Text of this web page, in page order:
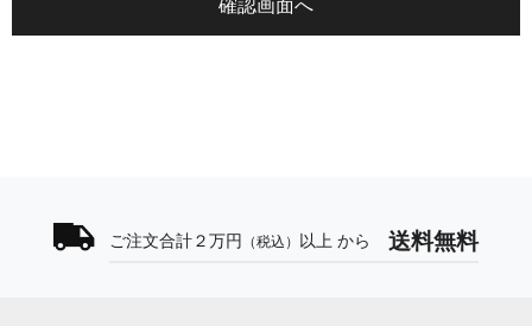
ご注文合計２万円 （税込） 以上 から 送料無料